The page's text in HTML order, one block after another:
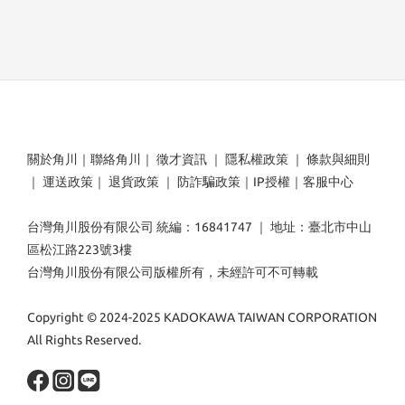
關於角川 ｜ 聯絡角川 ｜ 徵才資訊 ｜ 隱私權政策 ｜ 條款與細則
｜ 運送政策 ｜ 退貨政策 ｜ 防詐騙政策 ｜ IP授權 ｜ 客服中心
台灣角川股份有限公司 統編：16841747 ｜ 地址：臺北市中山
區松江路223號3樓
台灣角川股份有限公司版權所有，未經許可不可轉載
Copyright © 2024-2025 KADOKAWA TAIWAN CORPORATION
All Rights Reserved.